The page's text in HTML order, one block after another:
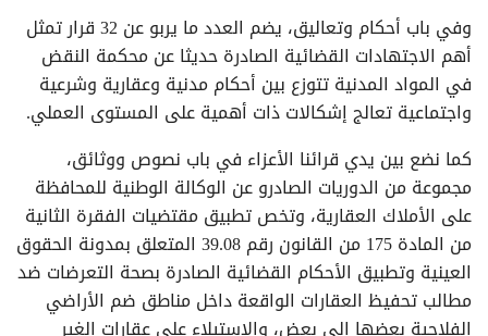
وفي باب أحكام وتعاليق، يضم العدد ما يربو عن 32 قرار تمثل
أهم الاجتهادات القضائية الصادرة حديثا عن محكمة النقض
في المواد المدنية تتوزع بين أحكام مدنية وعقارية وشرعية
واجتماعية تعالج إشكالات ذات أهمية على المستوى العملي.
كما نضع بين يدي قرائنا الأعزاء في باب نصوص ووثائق،
مجموعة من الدوريات الصادرو عن الوكالة الوطنية للمحافظة
على الأملاك العقارية، وتخص تطبيق مقتضيات الفقرة الثانية
من المادة 175 من القانون رقم 39.08 المتعلق بمدونة الحقوق
العينية وتطبيق الأحكام القضائية الصادرة بصحة التعرضات ضد
مطالب تحفيظ العقارات الواقعة داخل مناطق ضم الأراضي
الفلاحية بعضها إلى بعض، والاستيلاء على عقارات الغير